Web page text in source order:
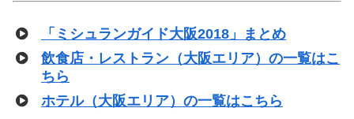
「ミシュランガイド大阪2018」まとめ
飲食店・レストラン（大阪エリア）の一覧はこ
ちら
ホテル（大阪エリア）の一覧はこちら